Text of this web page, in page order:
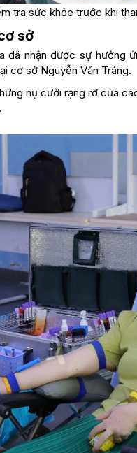
tra sức khỏe trước khi
sở
đã nhận được sự hưởng
cơ sở Nguyễn Văn Tráng.
nụ cười rạng rỡ của